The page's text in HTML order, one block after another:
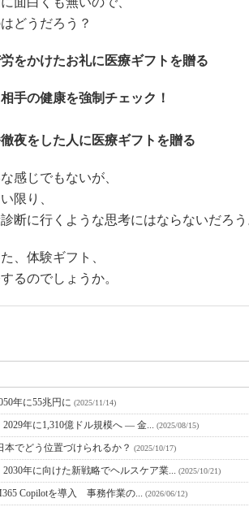
どうだろう？
をかけたお礼に医療ギフトを贈る
手の健康を強制チェック！
夜をした人に医療ギフトを贈る
感じでもないが、
限り、
断に行くような思考にはならないだろう
、体験ギフト、
るのでしょうか。
年に55兆円に (2025/11/14)
年に1,310億ドル規模へ ― 金... (2025/08/15)
でどう位置づけられるか？ (2025/10/17)
年に向けた新戦略でヘルスケア業... (2025/10/21)
Copilotを導入 事務作業の... (2026/06/12)